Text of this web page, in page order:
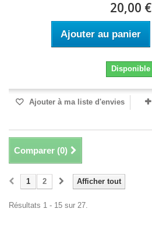
20,00 €
Ajouter au panier
Disponible
Ajouter à ma liste d'envies
Comparer (0)
Afficher tout
1 2
Résultats 1 - 15 sur 27.